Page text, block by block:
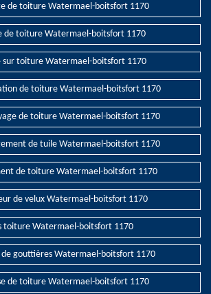
de toiture Watermael-boitsfort 1170
de toiture Watermael-boitsfort 1170
sur toiture Watermael-boitsfort 1170
de toiture Watermael-boitsfort 1170
de toiture Watermael-boitsfort 1170
de tuile Watermael-boitsfort 1170
de toiture Watermael-boitsfort 1170
de velux Watermael-boitsfort 1170
toiture Watermael-boitsfort 1170
de gouttières Watermael-boitsfort 1170
de toiture Watermael-boitsfort 1170